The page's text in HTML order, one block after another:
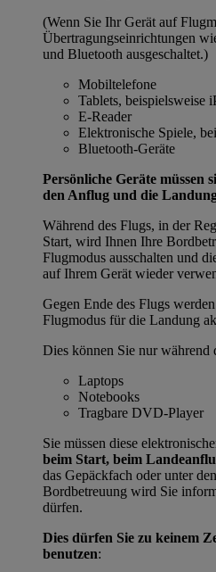
(Wenn Sie Ihr Gerät auf
Übertragungseinrichtungen
und Bluetooth ausgeschaltet.)
Mobiltelefone
Tablets, beispielsweise
E-Reader
Elektronische Spiele,
Bluetooth-Geräte
Persönliche Geräte müssen
den Anflug und die
Während des Flugs, in der
Start, wird Ihnen Ihre
Flugmodus ausschalten und
auf Ihrem Gerät wieder
Gegen Ende des Flugs
Flugmodus für die Landung
Dies können Sie nur während
Laptops
Notebooks
Tragbare DVD-Player
Sie müssen diese
beim Start, beim
das Gepäckfach oder unter
Bordbetreuung wird Sie
dürfen.
Dies dürfen Sie zu keinem
benutzen: